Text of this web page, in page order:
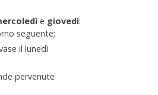
e giovedì:
seguente;
il lunedì
pervenute